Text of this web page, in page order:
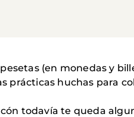
(en monedas y
prácticas huchas para
todavía te queda